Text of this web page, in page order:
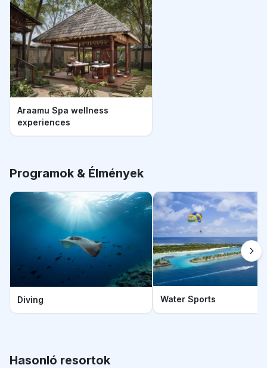
Araamu Spa wellness
experiences
Programok & Élmények
Diving Water Sports
Hasonló resortok